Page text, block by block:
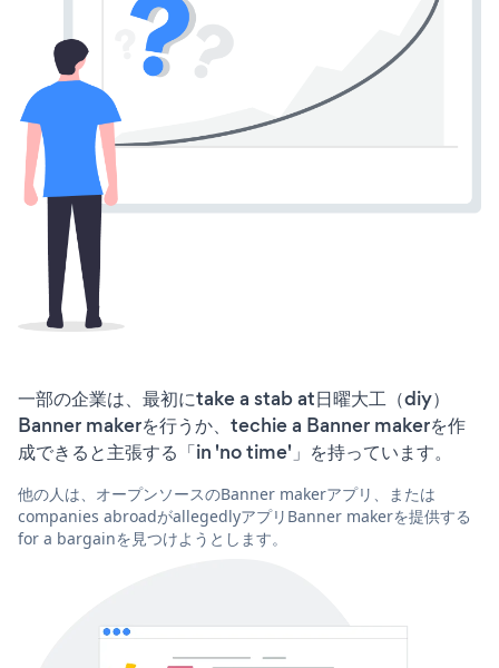
一部の企業は、最初にtake a stab at日曜大工（diy）
Banner makerを行うか、techie a Banner makerを作
成できると主張する「in 'no time'」を持っています。
他の人は、オープンソースのBanner makerアプリ、または
companies abroadがallegedlyアプリBanner makerを提供する
for a bargainを見つけようとします。